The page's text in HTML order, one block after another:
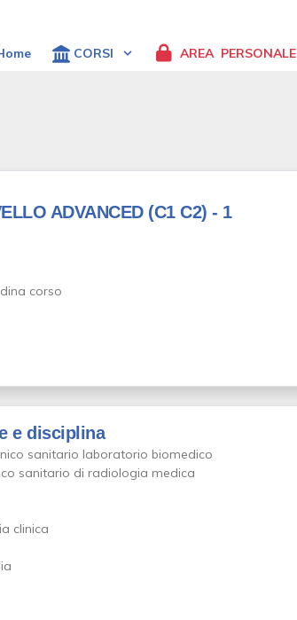
CORSI AREA PERSONALE
ADVANCED (C1 C2) - 1
e disciplina
sanitario laboratorio biomedico
sanitario di radiologia medica
clinica